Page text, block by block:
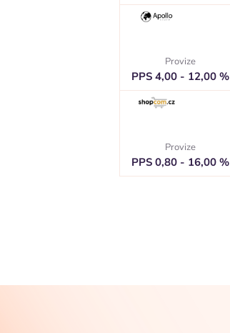
Provize
PPS 4,00 - 12,00 %
Provize
PPS 0,80 - 16,00 %